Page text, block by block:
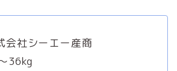
会社シーエー産商
36kg